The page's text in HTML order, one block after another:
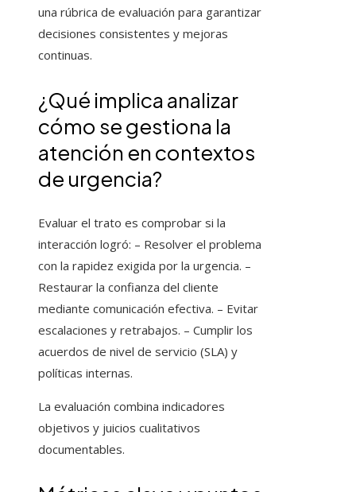
una rúbrica de evaluación para garantizar
decisiones consistentes y mejoras
continuas.
¿Qué implica analizar
cómo se gestiona la
atención en contextos
de urgencia?
Evaluar el trato es comprobar si la
interacción logró: – Resolver el problema
con la rapidez exigida por la urgencia. –
Restaurar la confianza del cliente
mediante comunicación efectiva. – Evitar
escalaciones y retrabajos. – Cumplir los
acuerdos de nivel de servicio (SLA) y
políticas internas.
La evaluación combina indicadores
objetivos y juicios cualitativos
documentables.